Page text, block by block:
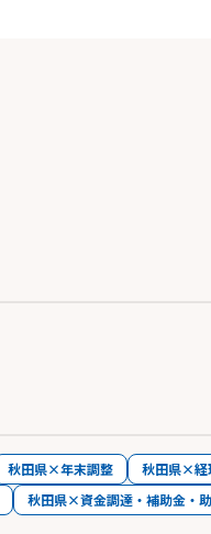
秋田県×年末調整 秋田県×経
秋田県×資金調達・補助金・